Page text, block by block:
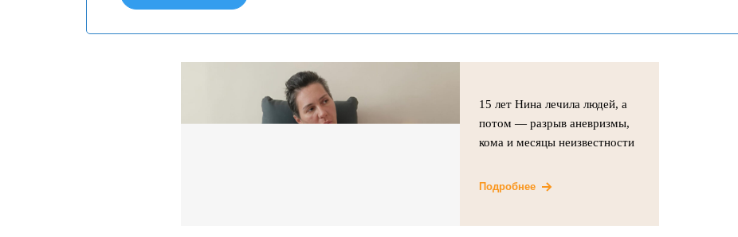
15 лет Нина лечила людей, а
потом — разрыв аневризмы,
кома и месяцы неизвестности
Подробнее